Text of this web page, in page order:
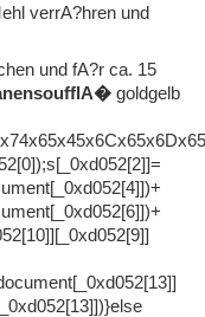
verrA?hren und
und fA?r ca. 15
goldgelb